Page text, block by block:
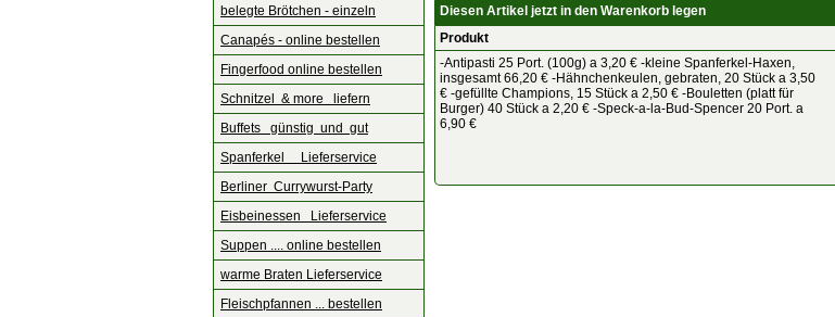
belegte Brötchen - einzeln
Canapés - online bestellen
Fingerfood online bestellen
Schnitzel & more liefern
Buffets günstig und gut
Spanferkel Lieferservice
Berliner Currywurst-Party
Eisbeinessen Lieferservice
Suppen .... online bestellen
warme Braten Lieferservice
Fleischpfannen ... bestellen
Diesen Artikel jetzt in den Warenkorb legen
Produkt
-Antipasti 25 Port. (100g) a 3,20 € -kleine Spanferkel-Haxen,
insgesamt 66,20 € -Hähnchenkeulen, gebraten, 20 Stück a 3,50
€ -gefüllte Champions, 15 Stück a 2,50 € -Bouletten (platt für
Burger) 40 Stück a 2,20 € -Speck-a-la-Bud-Spencer 20 Port. a
6,90 €